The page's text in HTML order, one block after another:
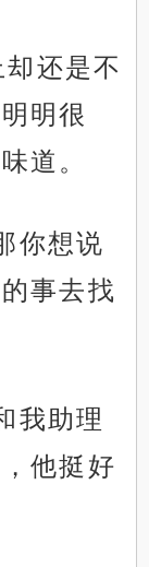
还是不
明很
道。
你想说
事去找
我助理
他挺好